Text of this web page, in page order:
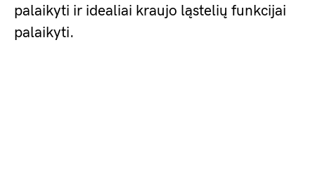
palaikyti ir idealiai kraujo ląstelių funkcijai
palaikyti.